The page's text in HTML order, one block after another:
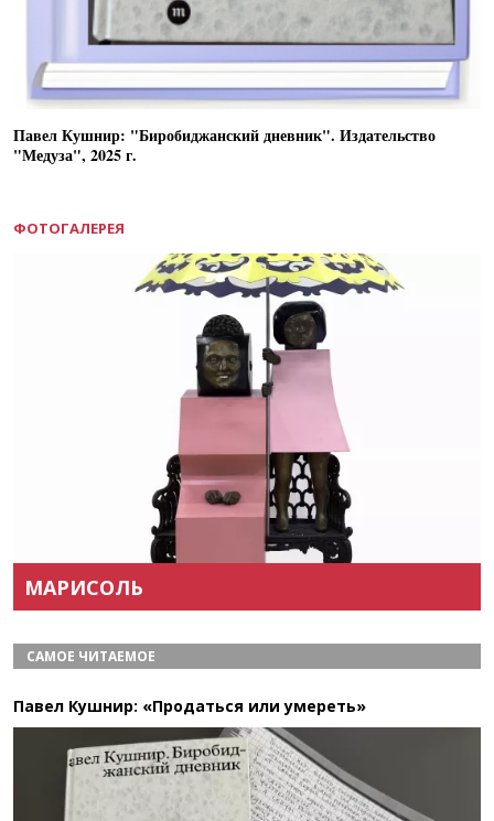
Павел Кушнир: "Биробиджанский дневник". Издательство
"Медуза", 2025 г.
ФОТОГАЛЕРЕЯ
МАРИСОЛЬ
САМОЕ ЧИТАЕМОЕ
Павел Кушнир: «Продаться или умереть»